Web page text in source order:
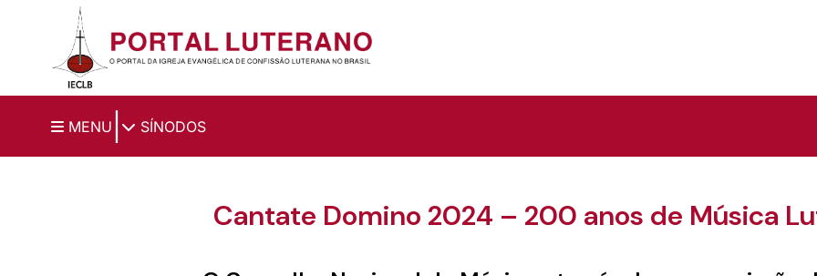
Ir para o conteúdo principal
MENU SÍNODOS
Cantate Domino 2024 – 200 anos de Música